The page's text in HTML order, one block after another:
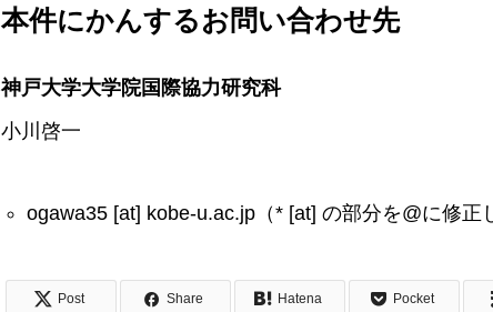
本件にかんするお問い合わせ先
神戸大学大学院国際協力研究科
小川啓一
ogawa35 [at] kobe-u.ac.jp（* [at] の部分を@に修正
Post Share Hatena Pocket